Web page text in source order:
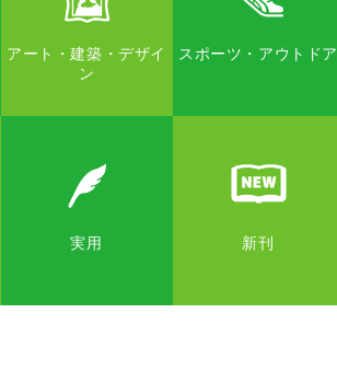
アート・建築・デザイ
ン
スポーツ・アウトドア
実用 新刊